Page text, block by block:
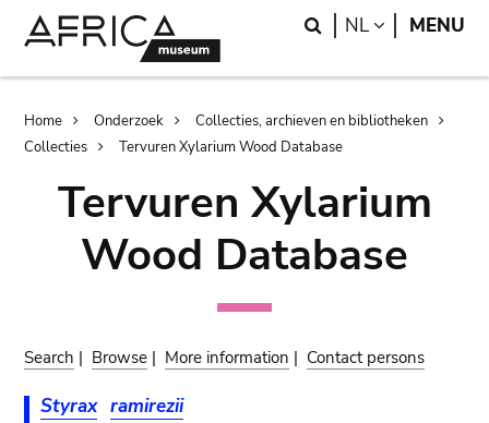
Search
NL LANGUAGE
MENU
Breadcrumb
Home Onderzoek
Collecties, archieven en bibliotheken
Collecties
Tervuren Xylarium Wood Database
Tervuren Xylarium
Wood Database
Search | Browse | More information | Contact persons
Styrax ramirezii